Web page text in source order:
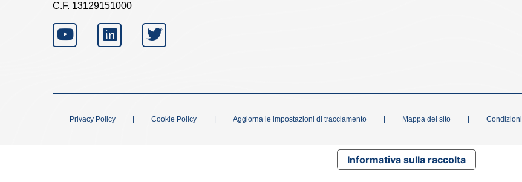
C.F. 13129151000
Privacy Policy Cookie Policy Aggiorna le impostazioni di tracciamento Mappa del sito
Informativa sulla raccolta